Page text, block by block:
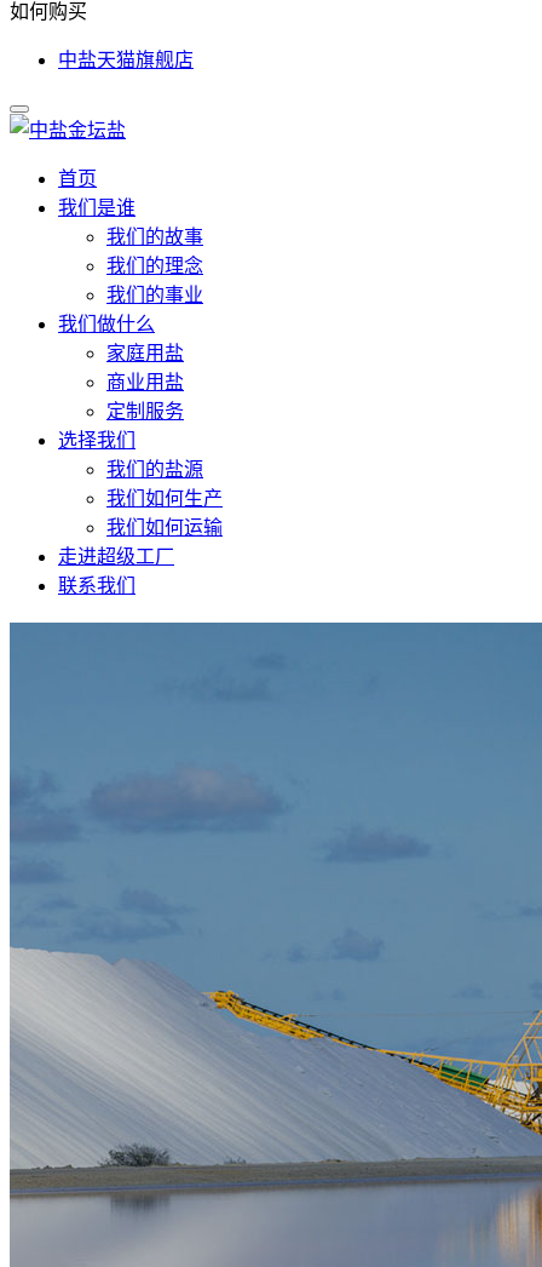
如何购买
中盐天猫旗舰店
首页
我们是谁
我们的故事
我们的理念
我们的事业
我们做什么
家庭用盐
商业用盐
定制服务
选择我们
我们的盐源
我们如何生产
我们如何运输
走进超级工厂
联系我们